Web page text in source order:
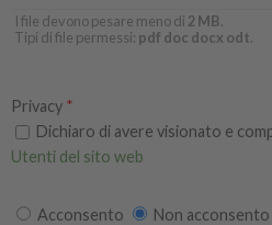
I file devono pesare meno di 2 MB.
Tipi di file permessi: pdf doc docx odt.
Privacy *
Dichiaro di avere visionato e
Utenti del sito web
Acconsento
Non acconsento